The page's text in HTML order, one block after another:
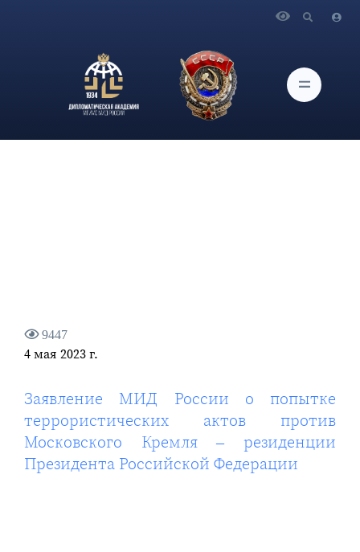
против Московского Кремля – резиденции Президента
Российской Федерации
9447
4 мая 2023 г.
Заявление МИД России о попытке
террористических актов против
Московского Кремля – резиденции
Президента Российской Федерации